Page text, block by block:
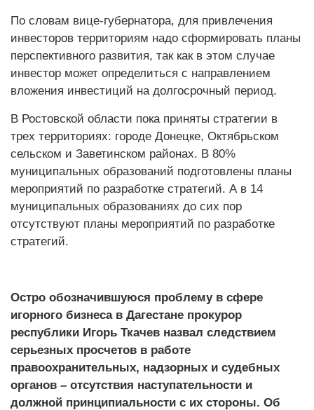
По словам вице-губернатора, для привлечения
инвесторов территориям надо сформировать планы
перспективного развития, так как в этом случае
инвестор может определиться с направлением
вложения инвестиций на долгосрочный период.
В Ростовской области пока приняты стратегии в
трех территориях: городе Донецке, Октябрьском
сельском и Заветинском районах. В 80%
муниципальных образований подготовлены планы
мероприятий по разработке стратегий. А в 14
муниципальных образованиях до сих пор
отсутствуют планы мероприятий по разработке
стратегий.
Остро обозначившуюся проблему в сфере
игорного бизнеса в Дагестане прокурор
республики Игорь Ткачев назвал следствием
серьезных просчетов в работе
правоохранительных, надзорных и судебных
органов – отсутствия наступательности и
должной принципиальности с их стороны. Об